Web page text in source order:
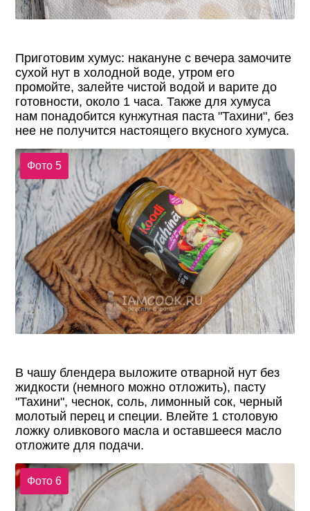
Приготовим хумус: накануне с вечера замочите
сухой нут в холодной воде, утром его
промойте, залейте чистой водой и варите до
готовности, около 1 часа. Также для хумуса
нам понадобится кунжутная паста "Тахини", без
нее не получится настоящего вкусного хумуса.
Фото 5
В чашу блендера выложите отварной нут без
жидкости (немного можно отложить), пасту
"Тахини", чеснок, соль, лимонный сок, черный
молотый перец и специи. Влейте 1 столовую
ложку оливкового масла и оставшееся масло
отложите для подачи.
Фото 6